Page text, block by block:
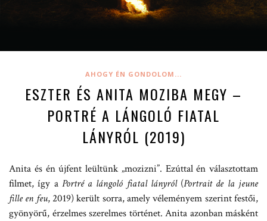
AHOGY ÉN GONDOLOM...
ESZTER ÉS ANITA MOZIBA MEGY –
PORTRÉ A LÁNGOLÓ FIATAL
LÁNYRÓL (2019)
Anita és én újfent leültünk „mozizni”. Ezúttal én választottam
filmet, így a Portré a lángoló fiatal lányról(Portrait de la jeune
fille en feu, 2019) került sorra, amely véleményem szerint festői,
gyönyörű, érzelmes szerelmes történet. Anita azonban másként